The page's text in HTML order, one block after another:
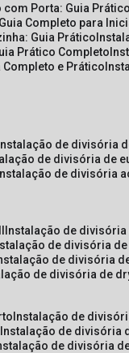
com Porta: Guia Prático
Completo para
Guia Prático
Prático Completo
e Prático
instalação de divisória
de divisória de
instalação de divisória
instalação de
de divisória
de divisória
de divisória de
instalação de
instalação de divisória
de divisória